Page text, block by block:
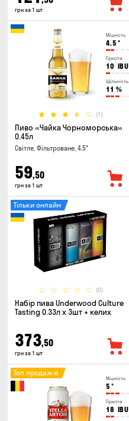
грн за 1 шт
Міцність
4.5 °
Гіркота
10 IBU
Щільність
11 %
(1)
Пиво «Чайка Чорноморська»
0.45л
Світле, Фільтроване, 4.5°
59,50
грн за 1 шт
(0)
Тільки онлайн
Набір пива Underwood Culture
Tasting 0.33л x 3шт + келих
373,50
грн за 1 шт
Міцність
5 °
Гіркота
18 IBU
Топ продажів